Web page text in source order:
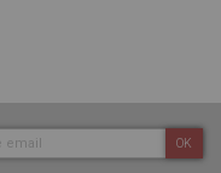
OK